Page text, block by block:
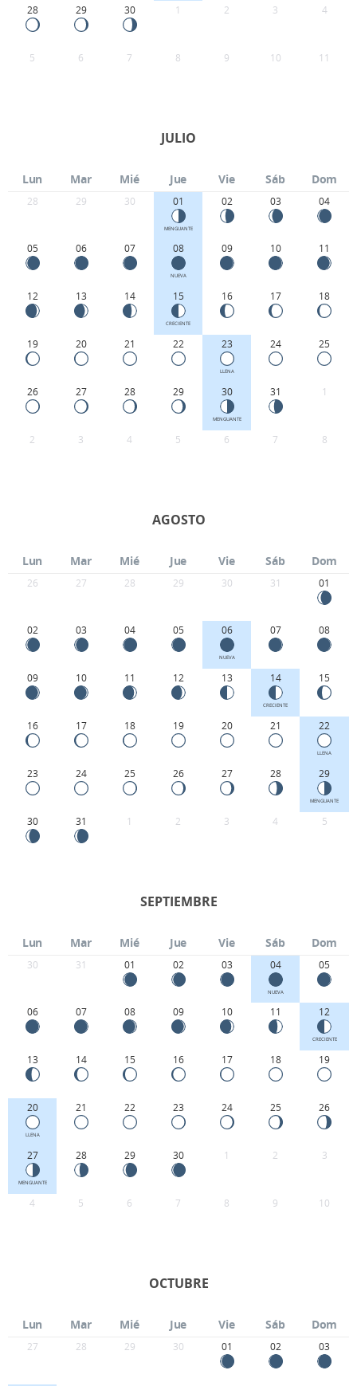
28 29 30 1 2 3 4
5 6 7 8 9 10 11
JULIO
Lun Mar Mié Jue Vie Sáb Dom
28 29 30 01
MENGUANTE
02 03 04
05 06 07 08
NUEVA
09 10 11
12 13 14 15
CRECIENTE
16 17 18
19 20 21 22 23
LLENA
24 25
26 27 28 29 30
MENGUANTE
31 1
2 3 4 5 6 7 8
AGOSTO
Lun Mar Mié Jue Vie Sáb Dom
26 27 28 29 30 31 01
02 03 04 05 06
NUEVA
07 08
09 10 11 12 13 14
CRECIENTE
15
16 17 18 19 20 21 22
LLENA
23 24 25 26 27 28 29
MENGUANTE
30 31 1 2 3 4 5
SEPTIEMBRE
Lun Mar Mié Jue Vie Sáb Dom
30 31 01 02 03 04
NUEVA
05
06 07 08 09 10 11 12
CRECIENTE
13 14 15 16 17 18 19
20
LLENA
21 22 23 24 25 26
27
MENGUANTE
28 29 30 1 2 3
4 5 6 7 8 9 10
OCTUBRE
Lun Mar Mié Jue Vie Sáb Dom
27 28 29 30 01 02 03